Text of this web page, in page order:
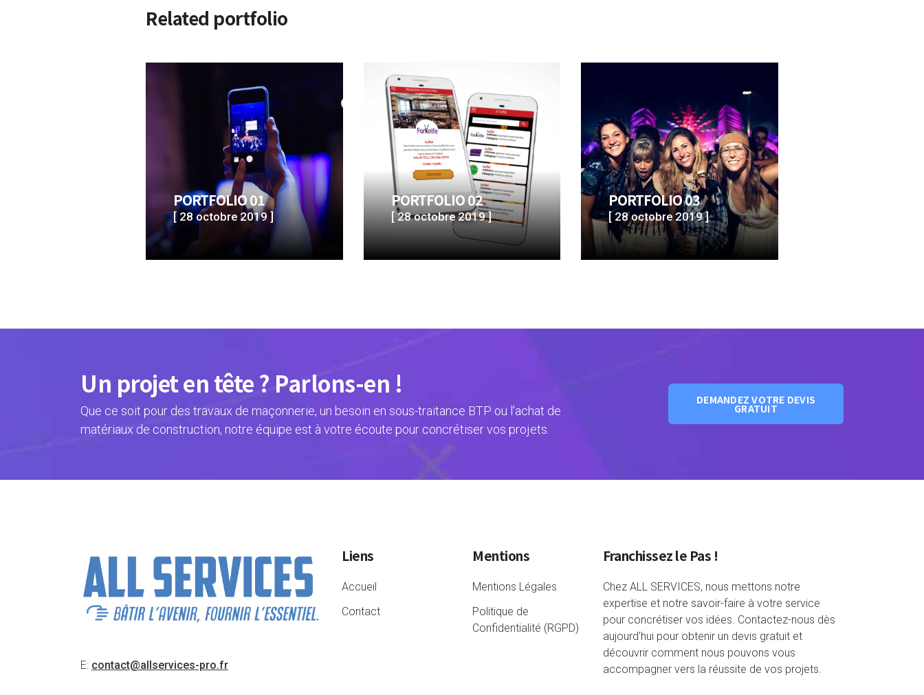
Related portfolio
PORTFOLIO 01
[ 28 octobre 2019 ]
PORTFOLIO 02
[ 28 octobre 2019 ]
PORTFOLIO 03
[ 28 octobre 2019 ]
Un projet en tête ? Parlons-en !
Que ce soit pour des travaux de maçonnerie, un besoin en sous-traitance BTP ou l'achat de
matériaux de construction, notre équipe est à votre écoute pour concrétiser vos projets.
DEMANDEZ VOTRE DEVIS
GRATUIT
E: contact@allservices-pro.fr
Liens
Accueil
Contact
Mentions
Mentions Légales
Politique de
Confidentialité (RGPD)
Franchissez le Pas !
Chez ALL SERVICES, nous mettons notre
expertise et notre savoir-faire à votre service
pour concrétiser vos idées. Contactez-nous dès
aujourd’hui pour obtenir un devis gratuit et
découvrir comment nous pouvons vous
accompagner vers la réussite de vos projets.